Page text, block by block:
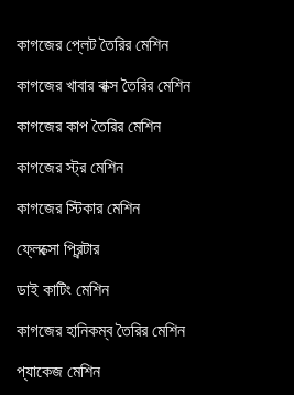
কাগজের প্লেট তৈরির মেশিন
কাগজের খাবার বাক্স তৈরির মেশিন
কাগজের কাপ তৈরির মেশিন
কাগজের স্ট্র মেশিন
কাগজের স্টিকার মেশিন
ফ্লেক্সো প্রিন্টার
ডাই কাটিং মেশিন
কাগজের হানিকম্ব তৈরির মেশিন
প্যাকেজ মেশিন